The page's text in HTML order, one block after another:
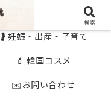
🤰妊娠・出産・子育て
💄 韓国コスメ
✉️お問い合わせ
検索